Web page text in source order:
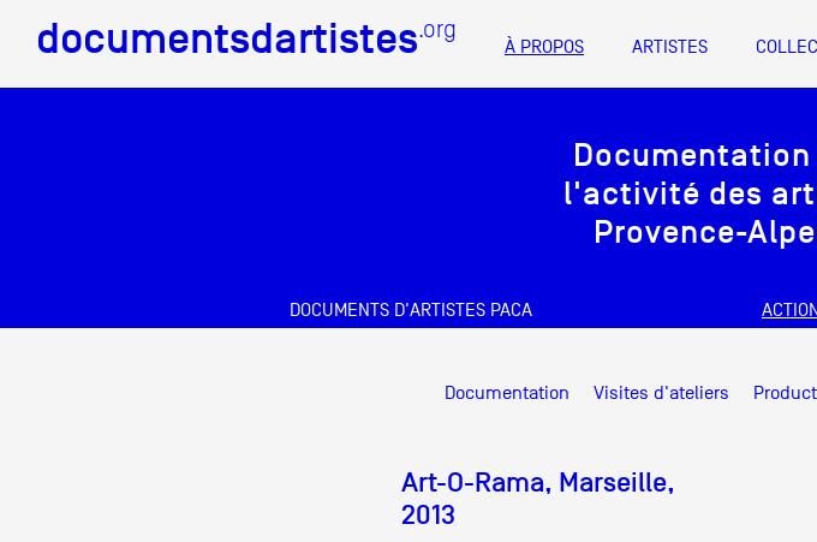
documentsdartistes.org
À PROPOS ARTISTES
l'activité des
Provence-
DOCUMENTS D'ARTISTES PACA
Provence-
Documents d’artistes
Bureau 1 X 6, 1er
documentsdartistes.org
Partenaires
Documentation Visites d'ateliers
Art-O-Rama, Marseille,
2013